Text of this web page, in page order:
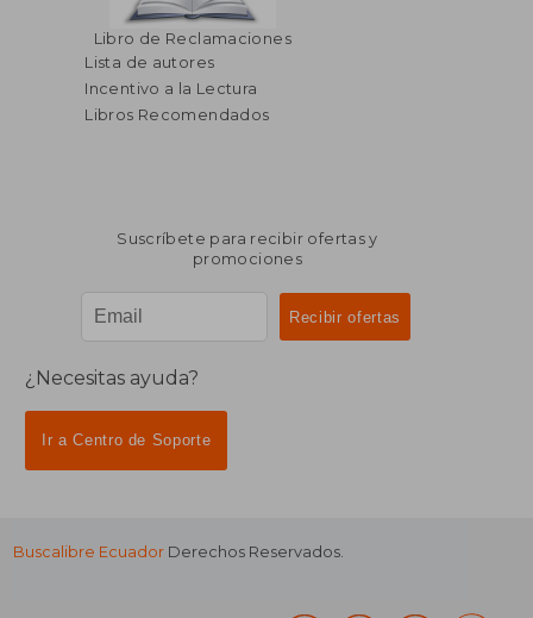
Libro de Reclamaciones
Lista de autores
Incentivo a la Lectura
Libros Recomendados
Suscríbete para recibir ofertas y
promociones
¿Necesitas ayuda?
Ir a Centro de Soporte
Buscalibre Ecuador Derechos Reservados.